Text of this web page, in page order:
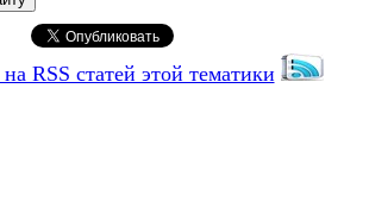
RSS статей этой тематики